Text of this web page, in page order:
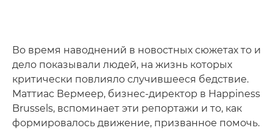
Во время наводнений в новостных сюжетах то и
дело показывали людей, на жизнь которых
критически повлияло случившееся бедствие.
Маттиас Вермеер, бизнес-директор в Happiness
Brussels, вспоминает эти репортажи и то, как
формировалось движение, призванное помочь.